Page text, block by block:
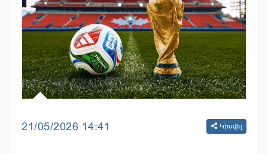
21/05/2026 14:41 Կիսվել